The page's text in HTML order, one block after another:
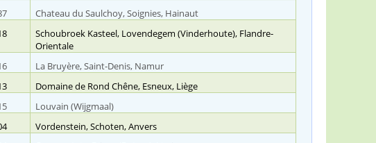
Chateau du Saulchoy, Soignies, Hainaut
Schoubroek Kasteel, Lovendegem (Vinderhoute), Flandre-
Orientale
La Bruyère, Saint-Denis, Namur
Domaine de Rond Chêne, Esneux, Liège
Louvain (Wijgmaal)
Vordenstein, Schoten, Anvers